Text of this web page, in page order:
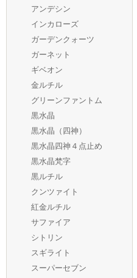
アンデシン
インカローズ
ガーデンクォーツ
ガーネット
ギベオン
金ルチル
グリーンファントム
黒水晶
黒水晶（四神）
黒水晶四神４点止め
黒水晶梵字
黒ルチル
クンツァイト
紅金ルチル
サファイア
シトリン
スギライト
スーパーセブン